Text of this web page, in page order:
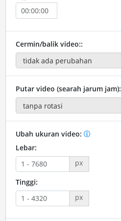
Cermin/balik video::
Putar video (searah jarum jam):
Ubah ukuran video:
Lebar:
px
Tinggi:
px